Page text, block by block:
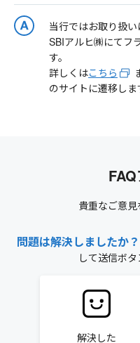
当行ではお取り扱
SBIアルヒ㈱にてフ
す。
詳しくはこちら
のサイトに遷移しま
貴重なご意見
問題は解決しましたか？
して送信ボタ
解決した